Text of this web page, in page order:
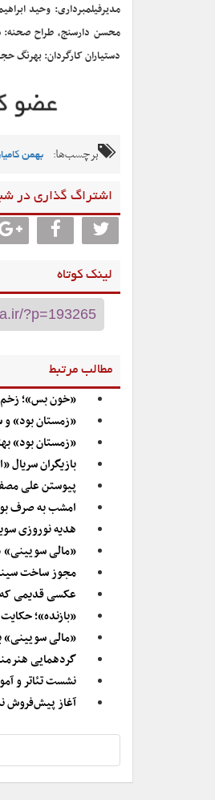
مدیرفیلمبرداری: وحید
محسن دارسنج، طراح صحنه:
دستیاران کارگردان: بهرنگ
برچسب‌ها: بهمن
اشتراگ گذاری در
لینک کوتاه
مطالب مرتبط
«خون بس»؛
«زمستان بود» و
«زمستان بود»
بازیگران سریال
پیوستن علی
امشب به صرف
هدیه نوروزی سوینا؛
«مالی
مجوز ساخت سینمایی برای
عکسی قدیمی که
«بازنده»؛
«مالی سویینی»
گردهمایی
نشست تئاتر و
آغاز پیش‌فروش